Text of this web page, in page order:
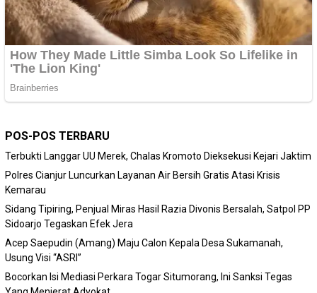
POS-POS TERBARU
Terbukti Langgar UU Merek, Chalas Kromoto Dieksekusi Kejari Jaktim
Polres Cianjur Luncurkan Layanan Air Bersih Gratis Atasi Krisis
Kemarau
Sidang Tipiring, Penjual Miras Hasil Razia Divonis Bersalah, Satpol PP
Sidoarjo Tegaskan Efek Jera
Acep Saepudin (Amang) Maju Calon Kepala Desa Sukamanah,
Usung Visi “ASRI”
Bocorkan Isi Mediasi Perkara Togar Situmorang, Ini Sanksi Tegas